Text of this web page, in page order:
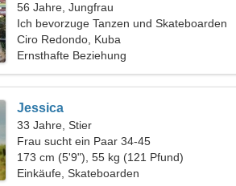
56 Jahre, Jungfrau
Ich bevorzuge Tanzen und Skateboarden
Ciro Redondo, Kuba
Ernsthafte Beziehung
Jessica
33 Jahre, Stier
Frau sucht ein Paar 34-45
173 cm (5'9"), 55 kg (121 Pfund)
Einkäufe, Skateboarden